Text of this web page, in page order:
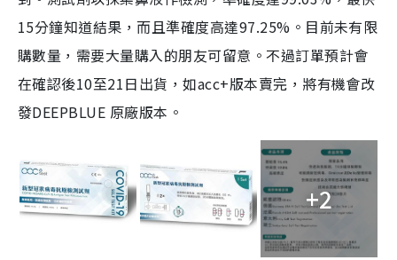
15分鐘知道結果，而且準確度高達97.25%。目前未有限
購數量，需要大量購入的朋友可留意。不過訂單預計會
在確認後10至21日出貨，如acc+版本賣完，將有機會改
發DEEPBLUE 原廠版本。
+2